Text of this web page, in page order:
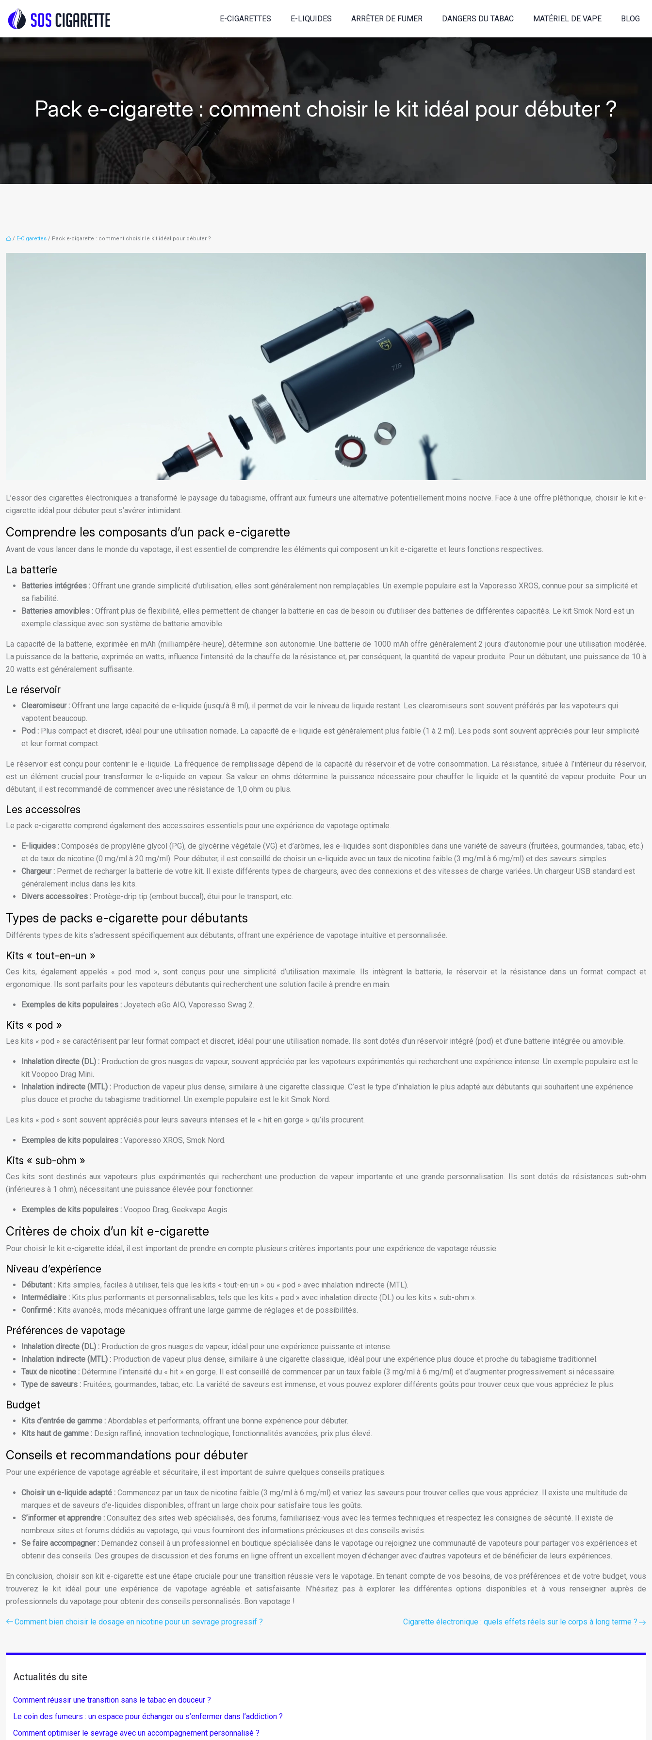
E-CIGARETTES E-LIQUIDES ARRÊTER DE FUMER DANGERS DU TABAC MATÉRIEL DE VAPE BLOG
Pack e-cigarette : comment choisir le kit idéal pour débuter ?
/ E-Cigarettes / Pack e-cigarette : comment choisir le kit idéal pour débuter ?
L’essor des cigarettes électroniques a transformé le paysage du tabagisme, offrant aux fumeurs une alternative potentiellement moins nocive. Face à une offre pléthorique, choisir le kit e-
cigarette idéal pour débuter peut s’avérer intimidant.
Comprendre les composants d’un pack e-cigarette
Avant de vous lancer dans le monde du vapotage, il est essentiel de comprendre les éléments qui composent un kit e-cigarette et leurs fonctions respectives.
La batterie
Batteries intégrées : Offrant une grande simplicité d’utilisation, elles sont généralement non remplaçables. Un exemple populaire est la Vaporesso XROS, connue pour sa simplicité et
sa fiabilité.
Batteries amovibles : Offrant plus de flexibilité, elles permettent de changer la batterie en cas de besoin ou d’utiliser des batteries de différentes capacités. Le kit Smok Nord est un
exemple classique avec son système de batterie amovible.
La capacité de la batterie, exprimée en mAh (milliampère-heure), détermine son autonomie. Une batterie de 1000 mAh offre généralement 2 jours d’autonomie pour une utilisation modérée.
La puissance de la batterie, exprimée en watts, influence l’intensité de la chauffe de la résistance et, par conséquent, la quantité de vapeur produite. Pour un débutant, une puissance de 10 à
20 watts est généralement suffisante.
Le réservoir
Clearomiseur : Offrant une large capacité de e-liquide (jusqu’à 8 ml), il permet de voir le niveau de liquide restant. Les clearomiseurs sont souvent préférés par les vapoteurs qui
vapotent beaucoup.
Pod : Plus compact et discret, idéal pour une utilisation nomade. La capacité de e-liquide est généralement plus faible (1 à 2 ml). Les pods sont souvent appréciés pour leur simplicité
et leur format compact.
Le réservoir est conçu pour contenir le e-liquide. La fréquence de remplissage dépend de la capacité du réservoir et de votre consommation. La résistance, située à l’intérieur du réservoir,
est un élément crucial pour transformer le e-liquide en vapeur. Sa valeur en ohms détermine la puissance nécessaire pour chauffer le liquide et la quantité de vapeur produite. Pour un
débutant, il est recommandé de commencer avec une résistance de 1,0 ohm ou plus.
Les accessoires
Le pack e-cigarette comprend également des accessoires essentiels pour une expérience de vapotage optimale.
E-liquides : Composés de propylène glycol (PG), de glycérine végétale (VG) et d’arômes, les e-liquides sont disponibles dans une variété de saveurs (fruitées, gourmandes, tabac, etc.)
et de taux de nicotine (0 mg/ml à 20 mg/ml). Pour débuter, il est conseillé de choisir un e-liquide avec un taux de nicotine faible (3 mg/ml à 6 mg/ml) et des saveurs simples.
Chargeur : Permet de recharger la batterie de votre kit. Il existe différents types de chargeurs, avec des connexions et des vitesses de charge variées. Un chargeur USB standard est
généralement inclus dans les kits.
Divers accessoires : Protège-drip tip (embout buccal), étui pour le transport, etc.
Types de packs e-cigarette pour débutants
Différents types de kits s’adressent spécifiquement aux débutants, offrant une expérience de vapotage intuitive et personnalisée.
Kits « tout-en-un »
Ces kits, également appelés « pod mod », sont conçus pour une simplicité d’utilisation maximale. Ils intègrent la batterie, le réservoir et la résistance dans un format compact et
ergonomique. Ils sont parfaits pour les vapoteurs débutants qui recherchent une solution facile à prendre en main.
Exemples de kits populaires : Joyetech eGo AIO, Vaporesso Swag 2.
Kits « pod »
Les kits « pod » se caractérisent par leur format compact et discret, idéal pour une utilisation nomade. Ils sont dotés d’un réservoir intégré (pod) et d’une batterie intégrée ou amovible.
Inhalation directe (DL) : Production de gros nuages de vapeur, souvent appréciée par les vapoteurs expérimentés qui recherchent une expérience intense. Un exemple populaire est le
kit Voopoo Drag Mini.
Inhalation indirecte (MTL) : Production de vapeur plus dense, similaire à une cigarette classique. C’est le type d’inhalation le plus adapté aux débutants qui souhaitent une expérience
plus douce et proche du tabagisme traditionnel. Un exemple populaire est le kit Smok Nord.
Les kits « pod » sont souvent appréciés pour leurs saveurs intenses et le « hit en gorge » qu’ils procurent.
Exemples de kits populaires : Vaporesso XROS, Smok Nord.
Kits « sub-ohm »
Ces kits sont destinés aux vapoteurs plus expérimentés qui recherchent une production de vapeur importante et une grande personnalisation. Ils sont dotés de résistances sub-ohm
(inférieures à 1 ohm), nécessitant une puissance élevée pour fonctionner.
Exemples de kits populaires : Voopoo Drag, Geekvape Aegis.
Critères de choix d’un kit e-cigarette
Pour choisir le kit e-cigarette idéal, il est important de prendre en compte plusieurs critères importants pour une expérience de vapotage réussie.
Niveau d’expérience
Débutant : Kits simples, faciles à utiliser, tels que les kits « tout-en-un » ou « pod » avec inhalation indirecte (MTL).
Intermédiaire : Kits plus performants et personnalisables, tels que les kits « pod » avec inhalation directe (DL) ou les kits « sub-ohm ».
Confirmé : Kits avancés, mods mécaniques offrant une large gamme de réglages et de possibilités.
Préférences de vapotage
Inhalation directe (DL) : Production de gros nuages de vapeur, idéal pour une expérience puissante et intense.
Inhalation indirecte (MTL) : Production de vapeur plus dense, similaire à une cigarette classique, idéal pour une expérience plus douce et proche du tabagisme traditionnel.
Taux de nicotine : Détermine l’intensité du « hit » en gorge. Il est conseillé de commencer par un taux faible (3 mg/ml à 6 mg/ml) et d’augmenter progressivement si nécessaire.
Type de saveurs : Fruitées, gourmandes, tabac, etc. La variété de saveurs est immense, et vous pouvez explorer différents goûts pour trouver ceux que vous appréciez le plus.
Budget
Kits d’entrée de gamme : Abordables et performants, offrant une bonne expérience pour débuter.
Kits haut de gamme : Design raffiné, innovation technologique, fonctionnalités avancées, prix plus élevé.
Conseils et recommandations pour débuter
Pour une expérience de vapotage agréable et sécuritaire, il est important de suivre quelques conseils pratiques.
Choisir un e-liquide adapté : Commencez par un taux de nicotine faible (3 mg/ml à 6 mg/ml) et variez les saveurs pour trouver celles que vous appréciez. Il existe une multitude de
marques et de saveurs d’e-liquides disponibles, offrant un large choix pour satisfaire tous les goûts.
S’informer et apprendre : Consultez des sites web spécialisés, des forums, familiarisez-vous avec les termes techniques et respectez les consignes de sécurité. Il existe de
nombreux sites et forums dédiés au vapotage, qui vous fourniront des informations précieuses et des conseils avisés.
Se faire accompagner : Demandez conseil à un professionnel en boutique spécialisée dans le vapotage ou rejoignez une communauté de vapoteurs pour partager vos expériences et
obtenir des conseils. Des groupes de discussion et des forums en ligne offrent un excellent moyen d’échanger avec d’autres vapoteurs et de bénéficier de leurs expériences.
En conclusion, choisir son kit e-cigarette est une étape cruciale pour une transition réussie vers le vapotage. En tenant compte de vos besoins, de vos préférences et de votre budget, vous
trouverez le kit idéal pour une expérience de vapotage agréable et satisfaisante. N’hésitez pas à explorer les différentes options disponibles et à vous renseigner auprès de
professionnels du vapotage pour obtenir des conseils personnalisés. Bon vapotage !
Comment bien choisir le dosage en nicotine pour un sevrage progressif ? Cigarette électronique : quels effets réels sur le corps à long terme ?
Actualités du site
Comment réussir une transition sans le tabac en douceur ?
Le coin des fumeurs : un espace pour échanger ou s’enfermer dans l’addiction ?
Comment optimiser le sevrage avec un accompagnement personnalisé ?